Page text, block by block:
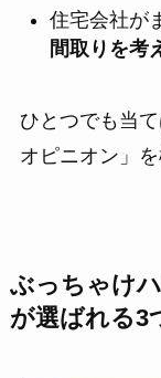
住宅会社が
間取りを考
ひとつでも当
オピニオン」
ぶっちゃけ
が選ばれる3